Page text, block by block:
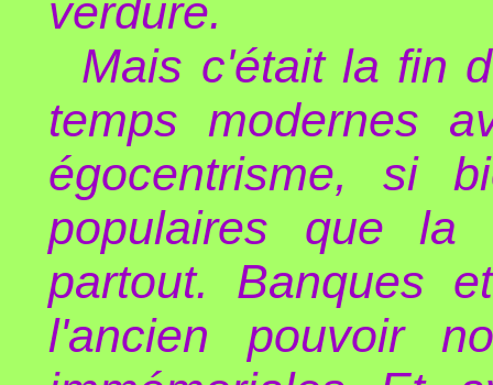
verdure.
Mais c'était la fin
temps modernes
égocentrisme, si
populaires que la
partout. Banques
l'ancien pouvoir